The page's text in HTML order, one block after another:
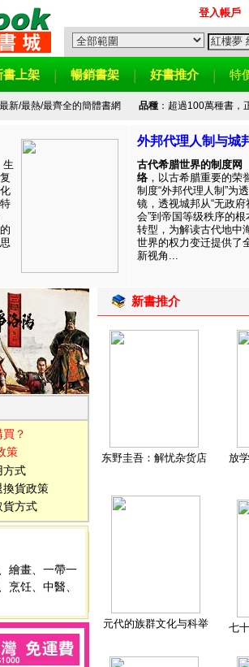
登入帳戶
書上架 暢銷書架 好書推介 特
最新/最熱/最齊全的簡體書網 品種：超過100萬種書，
生
外邦代理人制与城
古代希腊世界的制度网
络 ，以古希腊重要的荣
制度“外邦代理人制”为透
镜，透视城邦从“无政府
会”到帝国等级秩序的根
转型，为解读古代地中
世界的权力变迁提供了
新视角...
？
策
方式
換貨政策
貨方式
繪畫
一帶一
烹饪 中醫
新書推介
东野圭吾：解忧杂货店 放
元代的族群文化与科举 七